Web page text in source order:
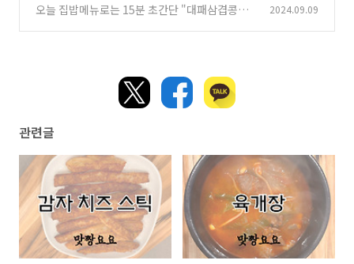
(2)
오늘 집밥메뉴로는 15분 초간단 "대패삼겹콩불" 2024.09.09
관련글